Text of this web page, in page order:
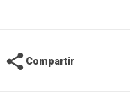
Compartir